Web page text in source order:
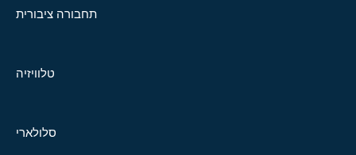
תחבורה ציבורית
טלוויזיה
סלולארי